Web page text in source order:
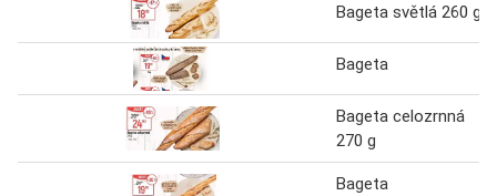
Bageta světlá 260 g
Bageta
Bageta celozrnná
270 g
Bageta